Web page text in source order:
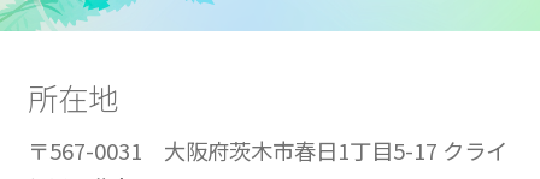
所在地
〒567-0031 大阪府茨木市春日1丁目5-17 クライ